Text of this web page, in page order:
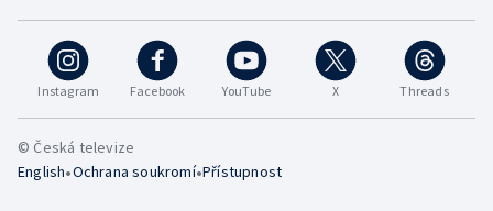
Instagram Facebook YouTube X Threads
© Česká televize
English•Ochrana soukromí•Přístupnost